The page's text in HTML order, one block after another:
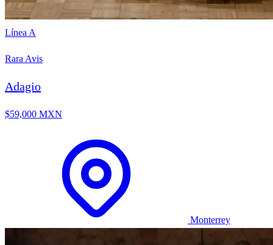
Línea A
Rara Avis
Adagio
$59,000 MXN
Monterrey